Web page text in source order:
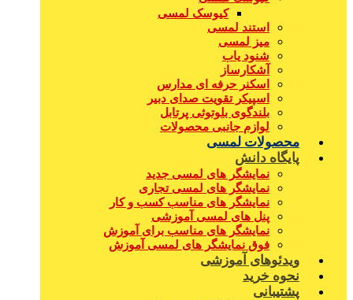
کیوسک لمسی
استند لمسی
میز لمسی
شنود یاب
آشکارساز
اسکنر حرفه ای مدارس
اسپیکر تقویت صدای دبیر
بلندگوی بلوتوثی پرتابل
لوازم جانبی محصولات
محصولات لمسی
پایگاه دانش
نمایشگر های لمسی جدید
نمایشگر های لمسی تجاری
نمایشگر های مناسب کسب و کار
پنل های لمسی آموزشی
نمایشگر های مناسب برای آموزش
فوق نمایشگر های لمسی آموزش
ویدئوهای آموزشی
نحوه خرید
پشتیبانی